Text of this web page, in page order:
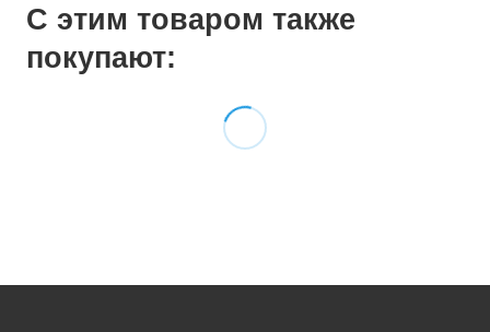
С этим товаром также
покупают: